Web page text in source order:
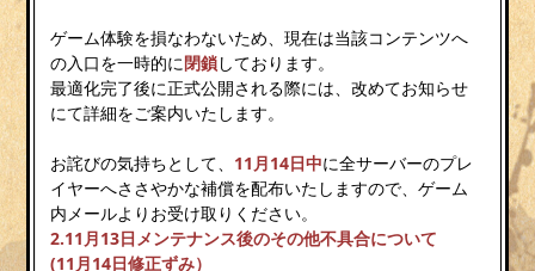
ゲーム体験を損なわないため、現在は当該コンテンツへ
の入口を一時的に閉鎖しております。
最適化完了後に正式公開される際には、改めてお知らせ
にて詳細をご案内いたします。
お詫びの気持ちとして、 11月14日中に全サーバーのプレ
イヤーへささやかな補償を配布いたしますので、ゲーム
内メールよりお受け取りください。
2.11月13日メンテナンス後のその他不具合について
(11月14日修正ずみ）